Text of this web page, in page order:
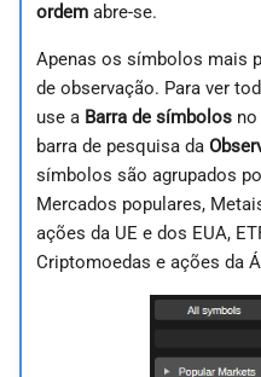
ordemabre-se.
Apenas os símbolos mais
de observação. Para ver
use a Barra de símbolosno
barra de pesquisa da
símbolos são agrupados
Mercados populares,
ações da UE e dos EUA,
Criptomoedas e ações da